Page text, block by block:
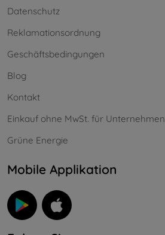
Datenschutz
Reklamationsordnung
Geschäftsbedingungen
Blog
Kontakt
Einkauf ohne MwSt. für Unternehmen
Grüne Energie
Mobile Applikation